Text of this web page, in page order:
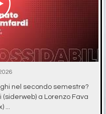
nel secondo semestre?
a Lorenzo Fava
...